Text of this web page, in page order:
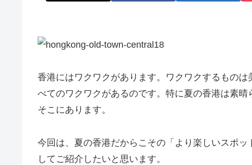
香港にはワクワクがあります。ワクワクするもの
べてのワクワクがあるのです。特に夏の香港は素
そこにあります。
今回は、夏の香港だからこその「より楽しいスポ
してご紹介したいと思います。